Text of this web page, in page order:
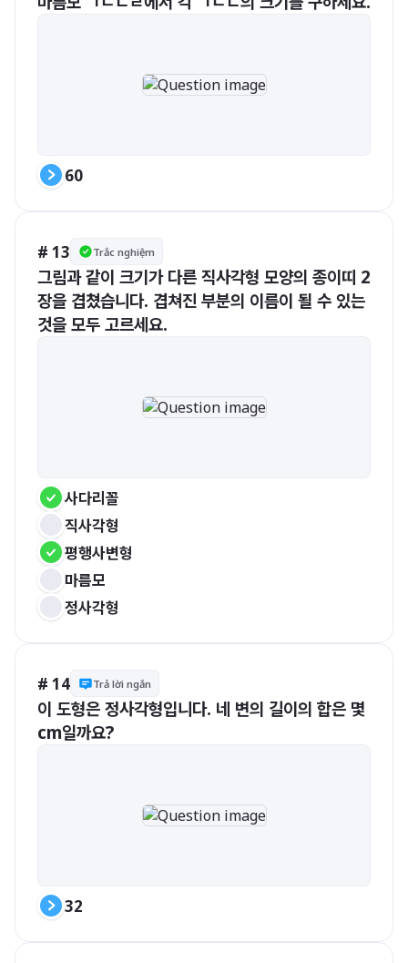
60
# 13 Trắc nghiệm
그림과 같이 크기가 다른 직사각형 모양의 종이띠 2
장을 겹쳤습니다. 겹쳐진 부분의 이름이 될 수 있는
것을 모두 고르세요.
사다리꼴
직사각형
평행사변형
마름모
정사각형
# 14 Trả lời ngắn
이 도형은 정사각형입니다. 네 변의 길이의 합은 몇
cm일까요?
32